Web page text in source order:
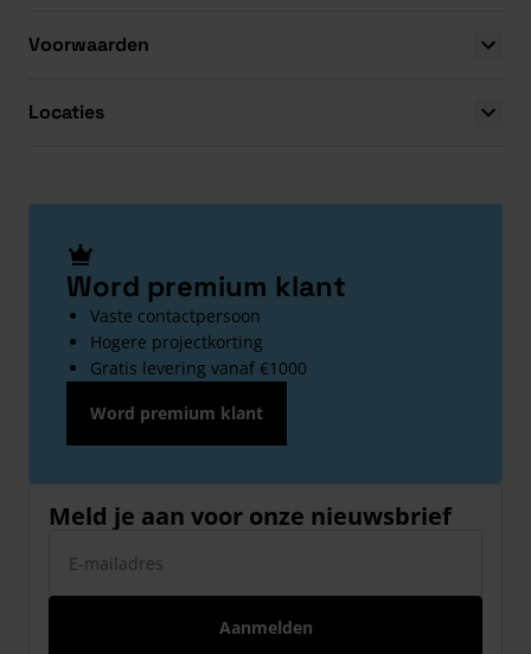
Voorwaarden
Locaties
Word premium klant
Vaste contactpersoon
Hogere projectkorting
Gratis levering vanaf €1000
Word premium klant
Meld je aan voor onze nieuwsbrief
Aanmelden